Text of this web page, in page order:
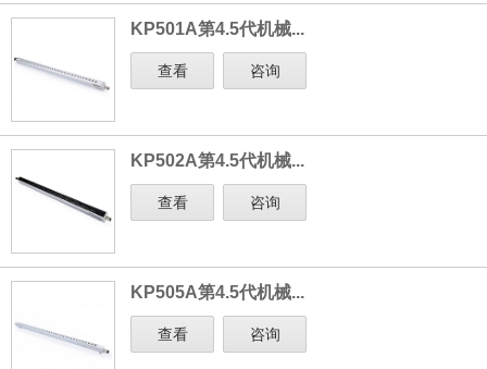
KP501A第4.5代机械...
查看 咨询
KP502A第4.5代机械...
查看 咨询
KP505A第4.5代机械...
查看 咨询